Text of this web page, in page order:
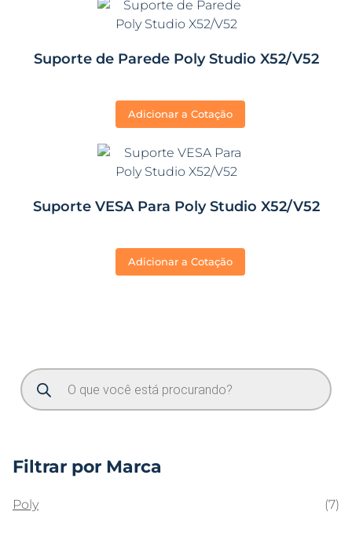
Suporte de Parede Poly Studio X52/V52
Adicionar a Cotação
Suporte VESA Para Poly Studio X52/V52
Adicionar a Cotação
Filtrar por Marca
Poly (7)